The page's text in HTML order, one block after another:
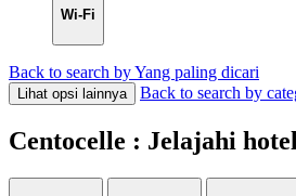
Wi-Fi
Back to search by Yang paling dicari
Lihat opsi lainnya Back to search by
Centocelle : Jelajahi hotel